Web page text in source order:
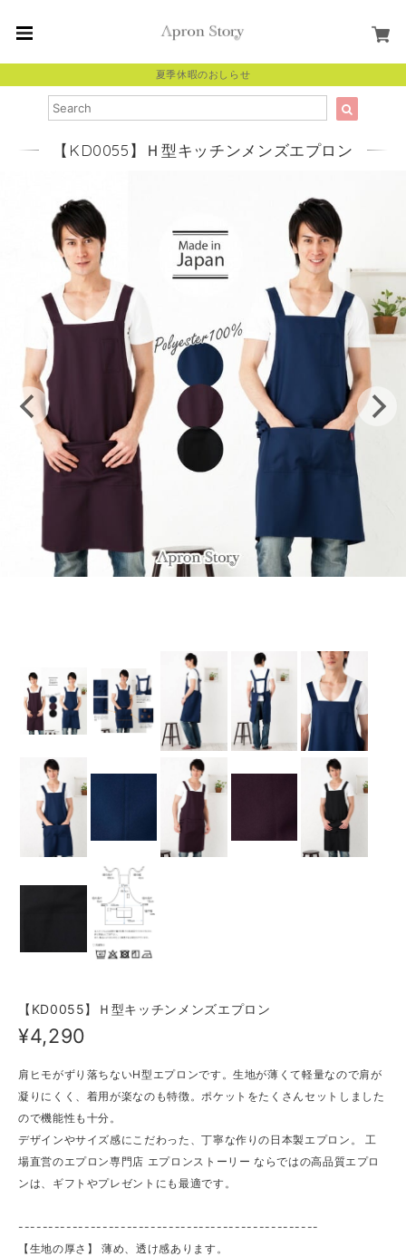
夏季休暇のおしらせ
【KD0055】Ｈ型キッチンメンズエプロン
【KD0055】Ｈ型キッチンメンズエプロン
¥4,290
肩ヒモがずり落ちないH型エプロンです。生地が薄くて軽量なので肩が
凝りにくく、着用が楽なのも特徴。ポケットをたくさんセットしました
ので機能性も十分。
デザインやサイズ感にこだわった、丁寧な作りの日本製エプロン。 工
場直営のエプロン専門店 エプロンストーリー ならではの高品質エプロ
ンは、ギフトやプレゼントにも最適です。
--------------------------------------------------
【生地の厚さ】 ​薄め、透け感あります。